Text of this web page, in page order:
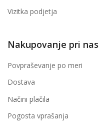
Vizitka podjetja
Nakupovanje pri nas
Povpraševanje po meri
Dostava
Načini plačila
Pogosta vprašanja